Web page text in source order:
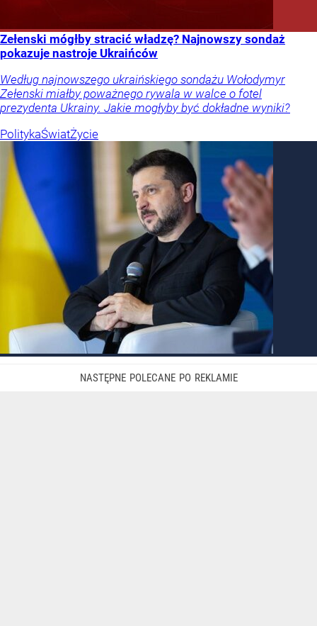
Zełenski mógłby stracić władzę? Najnowszy sondaż
pokazuje nastroje Ukraińców
Według najnowszego ukraińskiego sondażu Wołodymyr
Zełenski miałby poważnego rywala w walce o fotel
prezydenta Ukrainy. Jakie mogłyby być dokładne wyniki?
PolitykaŚwiatŻycie